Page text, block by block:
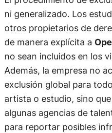
ni generalizado. Los
otros propietarios de
de manera explícita a
no sean incluidos en los
Además, la empresa no
exclusión global para
artista o estudio, sino
algunas agencias de
para reportar posibles